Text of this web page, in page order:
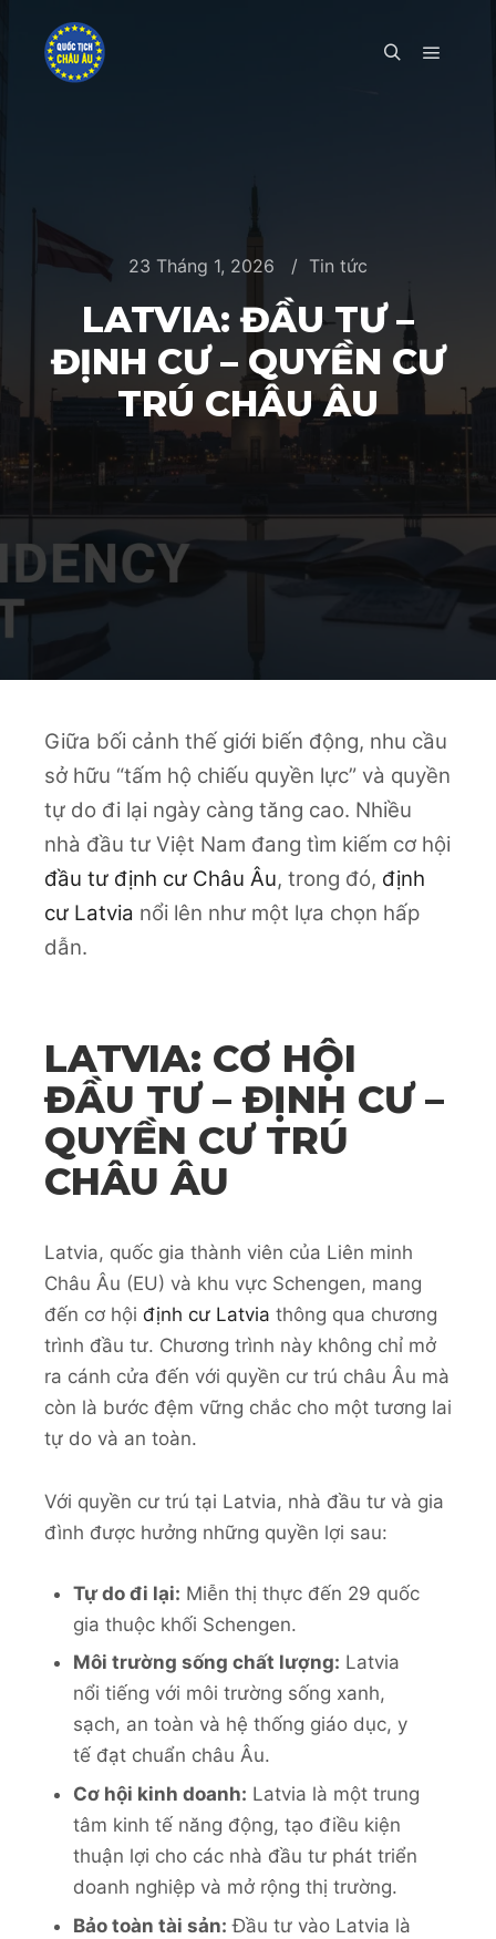
23 Tháng 1, 2026 Tin tức
LATVIA: ĐẦU TƯ –
ĐỊNH CƯ – QUYỀN CƯ
TRÚ CHÂU ÂU
Giữa bối cảnh thế giới biến động, nhu cầu
sở hữu “tấm hộ chiếu quyền lực” và quyền
tự do đi lại ngày càng tăng cao. Nhiều
nhà đầu tư Việt Nam đang tìm kiếm cơ hội
đầu tư định cư Châu Âu, trong đó, định
cư Latvia nổi lên như một lựa chọn hấp
dẫn.
LATVIA: CƠ HỘI
ĐẦU TƯ – ĐỊNH CƯ –
QUYỀN CƯ TRÚ
CHÂU ÂU
Latvia, quốc gia thành viên của Liên minh
Châu Âu (EU) và khu vực Schengen, mang
đến cơ hội định cư Latvia thông qua chương
trình đầu tư. Chương trình này không chỉ mở
ra cánh cửa đến với quyền cư trú châu Âu mà
còn là bước đệm vững chắc cho một tương lai
tự do và an toàn.
Với quyền cư trú tại Latvia, nhà đầu tư và gia
đình được hưởng những quyền lợi sau:
Tự do đi lại: Miễn thị thực đến 29 quốc
gia thuộc khối Schengen.
Môi trường sống chất lượng: Latvia
nổi tiếng với môi trường sống xanh,
sạch, an toàn và hệ thống giáo dục, y
tế đạt chuẩn châu Âu.
Cơ hội kinh doanh: Latvia là một trung
tâm kinh tế năng động, tạo điều kiện
thuận lợi cho các nhà đầu tư phát triển
doanh nghiệp và mở rộng thị trường.
Bảo toàn tài sản: Đầu tư vào Latvia là